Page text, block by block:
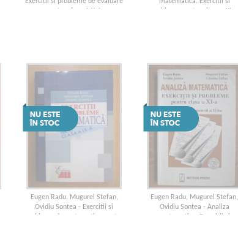
pentru clasa A X-A
probleme pentru clasa a XI-a
Eugen Radu, Mugurel Stefan,
Ovidiu Sontea - Exercitii si
probleme de matematica pentru
Eugen Radu, Mugurel Stefan,
Ovidiu Sontea - Analiza
matematica. Exercitii si